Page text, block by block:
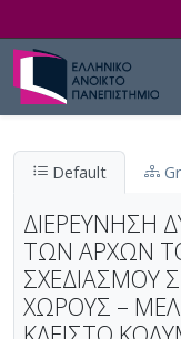
Default
ΔΙΕΡΕΥΝΗΣΗ
ΤΩΝ ΑΡΧΩΝ
ΣΧΕΔΙΑΣΜΟΥ
ΧΩΡΟΥΣ –